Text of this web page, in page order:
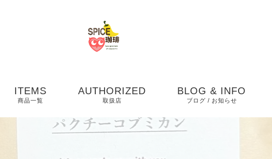
ITEMS
商品一覧
AUTHORIZED
取扱店
BLOG & INFO
ブログ / お知らせ
お知らせ